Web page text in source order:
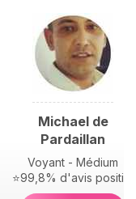
Michael de
Pardaillan
Voyant - Médium
⭐99,8% d'avis positifs